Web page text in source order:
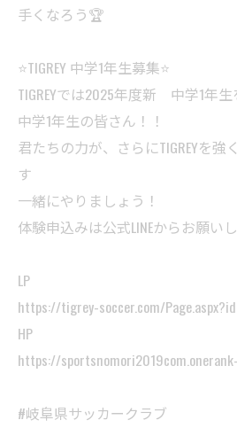
手くなろう🏆
⭐️TIGREY 中学1年生募集⭐️
TIGREYでは2025年度新 中学1年
中学1年生の皆さん！！
君たちの力が、さらにTIGREYを
す
一緒にやりましょう！
体験申込みは公式LINEからお願いし
LP
https://tigrey-soccer.com/
HP
https://
#岐阜県サッカークラブ